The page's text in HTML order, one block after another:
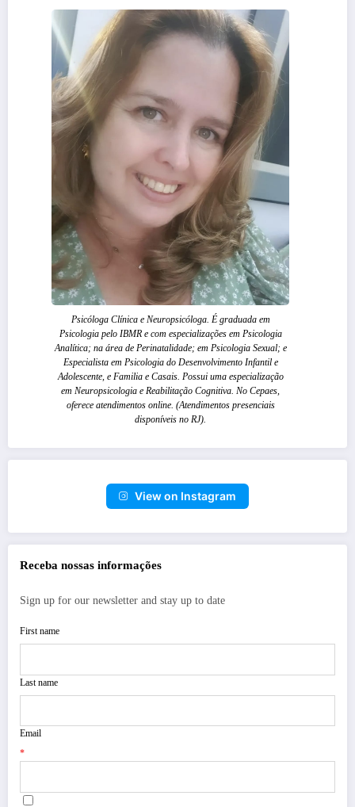
Psicóloga Clínica e Neuropsicóloga. É graduada em
Psicologia pelo IBMR e com especializações em Psicologia
Analítica; na área de Perinatalidade; em Psicologia Sexual; e
Especialista em Psicologia do Desenvolvimento Infantil e
Adolescente, e Familia e Casais. Possui uma especialização
em Neuropsicologia e Reabilitação Cognitiva. No Cepaes,
oferece atendimentos online. (Atendimentos presenciais
disponíveis no RJ).
View on Instagram
Receba nossas informações
Sign up for our newsletter and stay up to date
First name
Last name
Email
*